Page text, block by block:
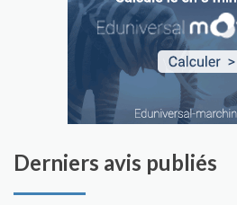
Derniers avis publiés